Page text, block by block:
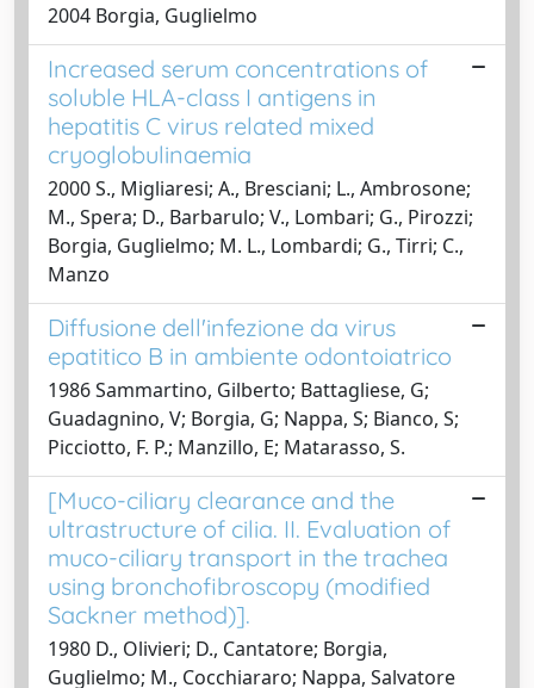
2004 Borgia, Guglielmo
Increased serum concentrations of
soluble HLA-class I antigens in
hepatitis C virus related mixed
cryoglobulinaemia
2000 S., Migliaresi; A., Bresciani; L., Ambrosone;
M., Spera; D., Barbarulo; V., Lombari; G., Pirozzi;
Borgia, Guglielmo; M. L., Lombardi; G., Tirri; C.,
Manzo
Diffusione dell'infezione da virus
epatitico B in ambiente odontoiatrico
1986 Sammartino, Gilberto; Battagliese, G;
Guadagnino, V; Borgia, G; Nappa, S; Bianco, S;
Picciotto, F. P.; Manzillo, E; Matarasso, S.
[Muco-ciliary clearance and the
ultrastructure of cilia. II. Evaluation of
muco-ciliary transport in the trachea
using bronchofibroscopy (modified
Sackner method)].
1980 D., Olivieri; D., Cantatore; Borgia,
Guglielmo; M., Cocchiararo; Nappa, Salvatore